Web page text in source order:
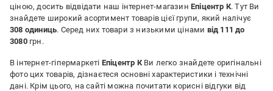
ціною, досить відвідати наш інтернет-магазин Епіцентр К. Тут Ви
знайдете широкий асортимент товарів цієї групи, який налічує
308 одиниць. Серед них товари з низькими цінами від 111 до
3080грн.
В інтернет-гіпермаркеті Епіцентр КВи легко знайдете оригінальні
фото цих товарів, дізнаєтеся основні характеристики і технічні
дані. Крім цього, на сайті можна почитати корисні відгуки від